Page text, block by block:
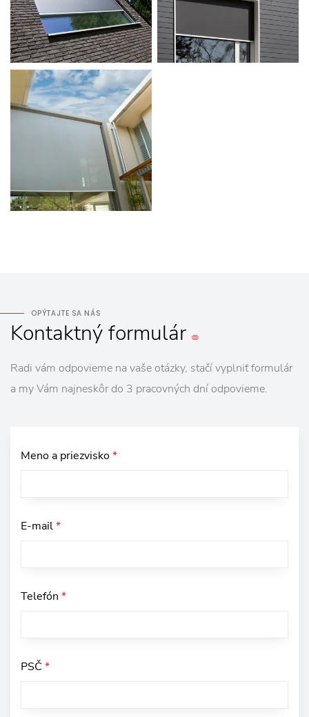
OPÝTAJTE SA NÁS
Kontaktnýformulár
Radi vám odpovieme na vaše otázky, stačí vyplniť formulár
a my Vám najneskôr do 3 pracovných dní odpovieme.
Meno a priezvisko*
E-mail*
Telefón *
PSČ *